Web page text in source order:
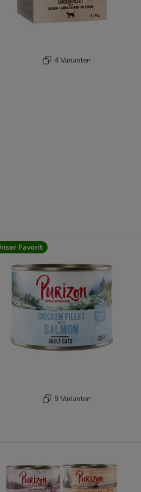
4 Varianten
Favorit
9 Varianten